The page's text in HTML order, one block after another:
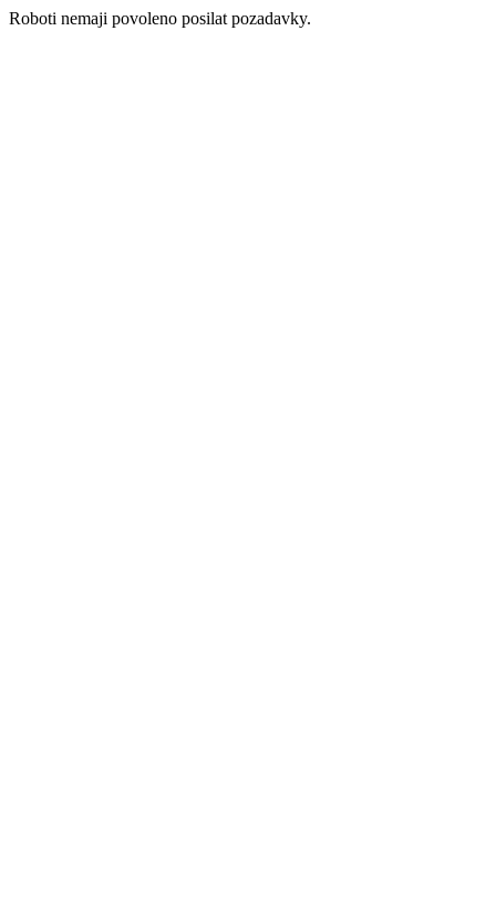
Roboti nemaji povoleno posilat pozadavky.